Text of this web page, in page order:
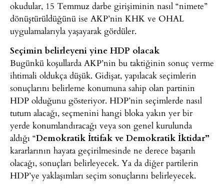
okudular, 15 Temmuz darbe girişiminin nasıl “nimete”
dönüştürüldüğünü ise AKP’nin KHK ve OHAL
uygulamalarıyla yaşayarak gördüler.
Seçimin belirleyeni yine HDP olacak
Bugünkü koşullarda AKP’nin bu taktiğinin sonuç verme
ihtimali oldukça düşük. Gidişat, yapılacak seçimlerin
sonuçlarını belirleme konumuna sahip olan partinin
HDP olduğunu gösteriyor. HDP’nin seçimlerde nasıl
tutum alacağı, seçmenini hangi bloka yakın yer bir
yerde konumlandıracağı veya son genel kurulunda
aldığı “Demokratik İttifak ve Demokratik İktidar”
kararlarının hayata geçirilmesinde ne derece başarılı
olacağı, sonuçları belirleyecek. Ya da diğer partilerin
HDP’ye yaklaşımları seçim sonuçlarını belirleyecek.